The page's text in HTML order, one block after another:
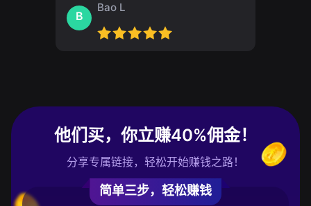
B
Bao L
他们买，你立赚40%佣金！
分享专属链接，轻松开始赚钱之路！
简单三步，轻松赚钱